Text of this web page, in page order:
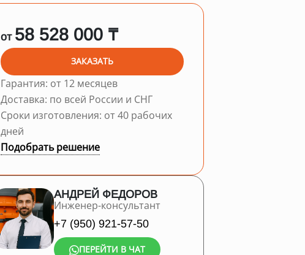
от 58 528 000 ₸
ЗАКАЗАТЬ
Гарантия: от 12 месяцев
Доставка: по всей России и СНГ
Сроки изготовления: от 40 рабочих
дней
Подобрать решение
АНДРЕЙ ФЕДОРОВ
Инженер-консультант
+7 (950) 921-57-50
ПЕРЕЙТИ В ЧАТ